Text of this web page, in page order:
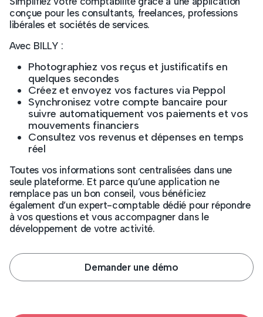
conçue pour les consultants, freelances, professions
libérales et sociétés de services.
Avec BILLY :
Photographiez vos reçus et justificatifs en
quelques secondes
Créez et envoyez vos factures via Peppol
Synchronisez votre compte bancaire pour
suivre automatiquement vos paiements et vos
mouvements financiers
Consultez vos revenus et dépenses en temps
réel
Toutes vos informations sont centralisées dans une
seule plateforme. Et parce qu’une application ne
remplace pas un bon conseil, vous bénéficiez
également d’un expert-comptable dédié pour répondre
à vos questions et vous accompagner dans le
développement de votre activité.
Demander une démo